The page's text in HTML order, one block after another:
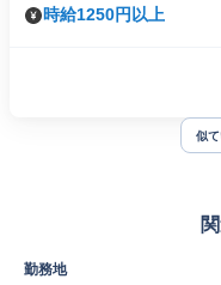
時給1250円以上
似
勤務地